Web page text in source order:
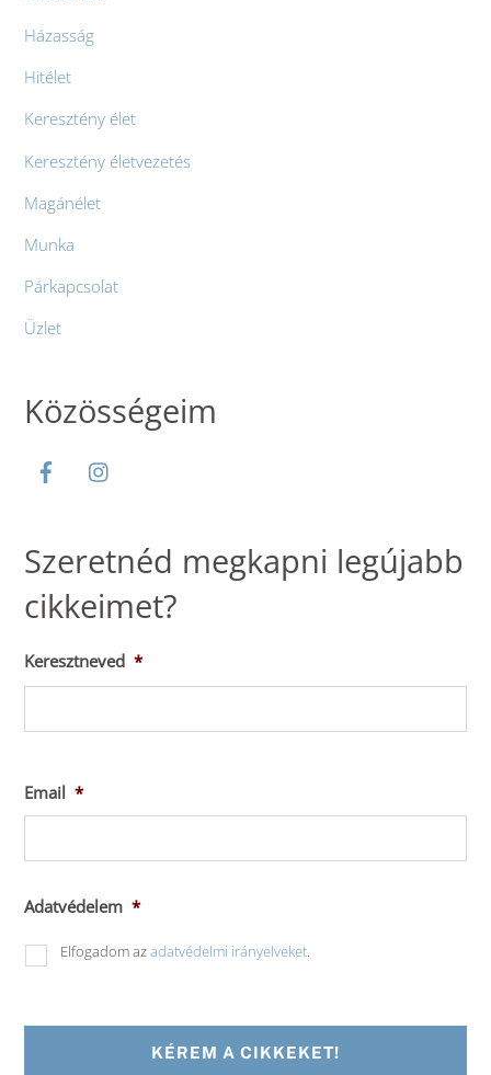
Házasság
Hitélet
Keresztény élet
Keresztény életvezetés
Magánélet
Munka
Párkapcsolat
Üzlet
Közösségeim
Szeretnéd megkapni legújabb
cikkeimet?
Keresztneved *
Email *
Adatvédelem *
Elfogadom azadatvédelmi irányelveket.